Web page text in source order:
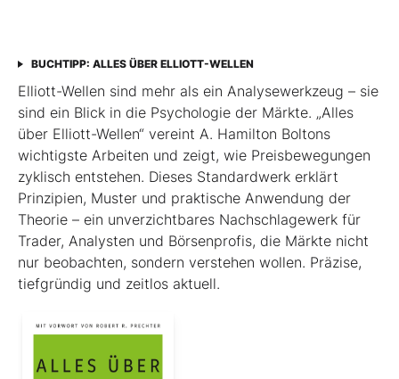
BUCHTIPP: ALLES ÜBER ELLIOTT-WELLEN
Elliott-Wellen sind mehr als ein Analysewerkzeug – sie
sind ein Blick in die Psychologie der Märkte. „Alles
über Elliott-Wellen“ vereint A. Hamilton Boltons
wichtigste Arbeiten und zeigt, wie Preisbewegungen
zyklisch entstehen. Dieses Standardwerk erklärt
Prinzipien, Muster und praktische Anwendung der
Theorie – ein unverzichtbares Nachschlagewerk für
Trader, Analysten und Börsenprofis, die Märkte nicht
nur beobachten, sondern verstehen wollen. Präzise,
tiefgründig und zeitlos aktuell.